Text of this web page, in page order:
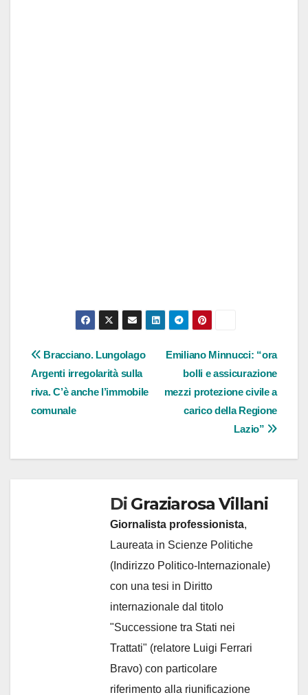
Navigazione
articoli
Emiliano Minnucci: “ora
bolli e assicurazione
mezzi protezione civile a
carico della Regione
Lazio”
Bracciano. Lungolago
Argenti irregolarità sulla
riva. C’è anche l’immobile
comunale
Di Graziarosa Villani
Giornalista professionista,
Laureata in Scienze Politiche
(Indirizzo Politico-Internazionale)
con una tesi in Diritto
internazionale dal titolo
"Successione tra Stati nei
Trattati" (relatore Luigi Ferrari
Bravo) con particolare
riferimento alla riunificazione